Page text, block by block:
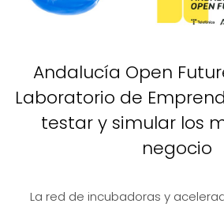
Andalucía Open
Laboratorio de
testar y simular los
negocio
La red de incubadoras y